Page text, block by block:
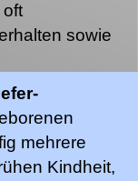
oft
sowie
mehrere
Kindheit,